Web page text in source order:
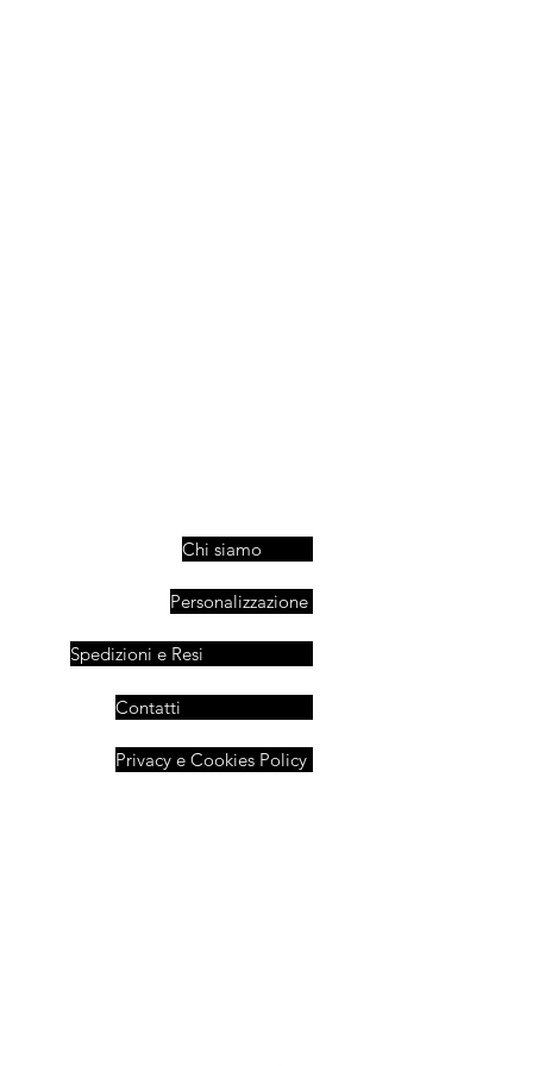
Chi siamo
Personalizzazione
Spedizioni e Resi
Contatti
Privacy e Cookies Policy